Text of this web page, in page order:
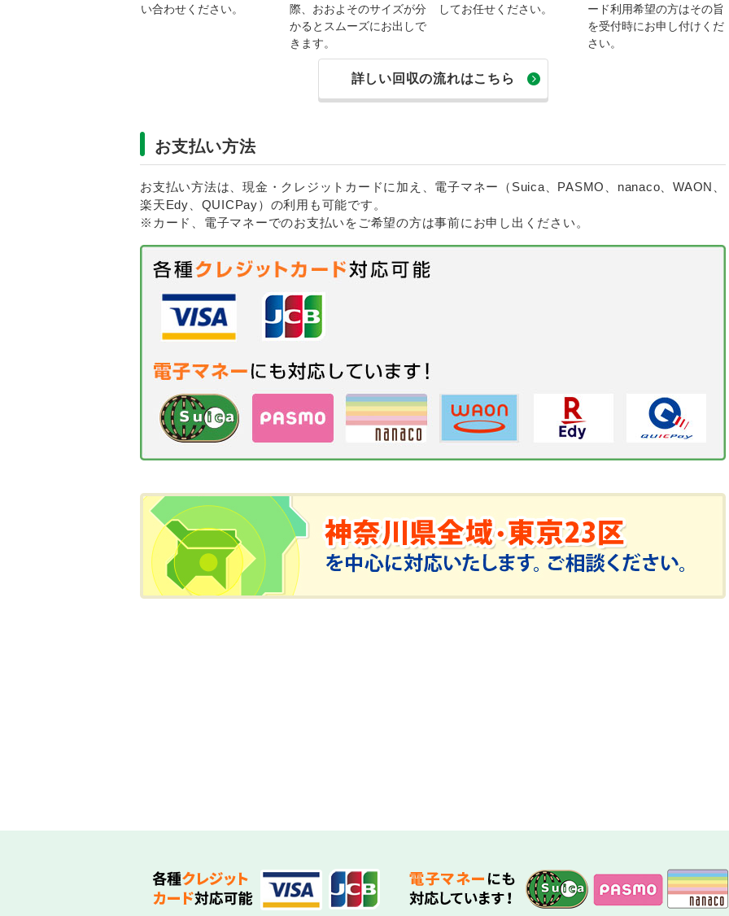
い合わせください。
際、おおよそのサイズが分
かるとスムーズにお出しで
きます。
してお任せください。
ード利用希望の方はその旨
を受付時にお申し付けくだ
さい。
詳しい回収の流れはこちら
お支払い方法
お支払い方法は、現金・クレジットカードに加え、電子マネー（Suica、PASMO、nanaco、WAON、
楽天Edy、QUICPay）の利用も可能です。
※カード、電子マネーでのお支払いをご希望の方は事前にお申し出ください。